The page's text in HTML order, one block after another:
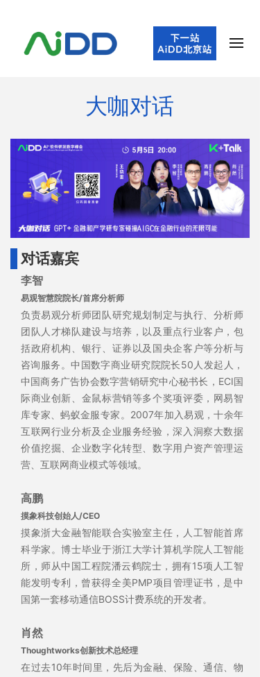
大咖对话
对话嘉宾
李智
易观智慧院院长/首席分析师
负责易观分析师团队研究规划制定与执行、分析师
团队人才梯队建设与培养，以及重点行业客户，包
括政府机构、银行、证券以及国央企客户等分析与
咨询服务。中国数字商业研究院院长50人发起人，
中国商务广告协会数字营销研究中心秘书长，ECI国
际商业创新、金鼠标营销等多个奖项评委，网易智
库专家、蚂蚁金服专家。2007年加入易观，十余年
互联网行业分析及企业服务经验，深入洞察大数据
价值挖掘、企业数字化转型、数字用户资产管理运
营、互联网商业模式等领域。
高鹏
摸象科技创始人/CEO
摸象浙大金融智能联合实验室主任，人工智能首席
科学家。博士毕业于浙江大学计算机学院人工智能
所，师从中国工程院潘云鹤院士，拥有15项人工智
能发明专利，曾获得全美PMP项目管理证书，是中
国第一套移动通信BOSS计费系统的开发者。
肖然
Thoughtworks创新技术总经理
在过去10年时间里，先后为金融、保险、通信、物